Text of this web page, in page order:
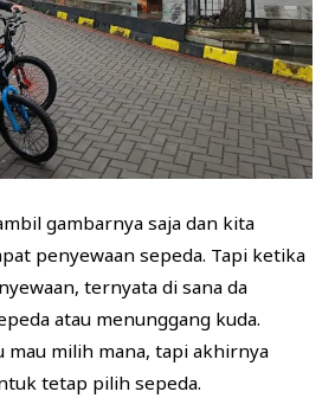
gambarnya saja dan kita
penyewaan sepeda. Tapi ketika
ternyata di sana da
atau menunggang kuda.
mau milih mana, tapi akhirnya
tetap pilih sepeda.